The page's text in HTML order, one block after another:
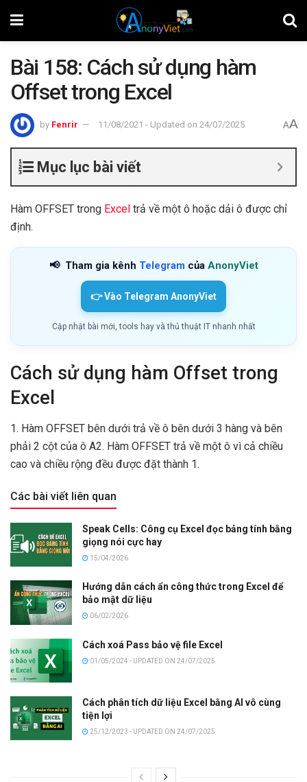
Bài 158: Cách sử dụng hàm
Offset trong Excel
by Fenrir 11/08/2021 - Updated on 24/07/2025 AA
Mục lục bài viết
Hàm OFFSET trong Excel trả về một ô hoặc dải ô được chỉ
định.
📢 Tham gia kênh Telegram của AnonyViet
👉 Vào Telegram AnonyViet
Cập nhật bài mới, tools hay và thủ thuật IT nhanh nhất
Cách sử dụng hàm Offset trong
Excel
1. Hàm OFFSET bên dưới trả về ô bên dưới 3 hàng và bên
phải 2 cột của ô A2. Hàm OFFSET trả về một ô vì cả chiều
cao và chiều rộng đều được đặt thành 1.
Các bài viết liên quan
Speak Cells: Công cụ Excel đọc bảng tính bằng
giọng nói cực hay
15/04/2026
Hướng dẫn cách ẩn công thức trong Excel để
bảo mật dữ liệu
06/02/2026
Cách xoá Pass bảo vệ file Excel
01/05/2024 - UPDATED ON 24/07/2025
Cách phân tích dữ liệu Excel bằng AI vô cùng
tiện lợi
25/12/2023 - UPDATED ON 24/07/2025